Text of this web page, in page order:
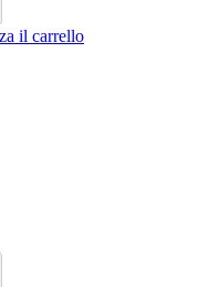
il carrello